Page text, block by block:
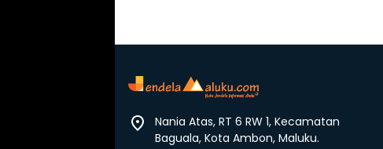
Nania Atas, RT 6 RW 1, Kecamatan
Baguala, Kota Ambon, Maluku.